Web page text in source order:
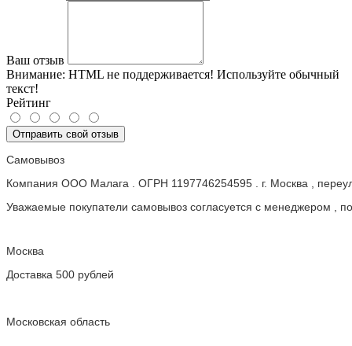
Ваш отзыв
Внимание: HTML не поддерживается! Используйте обычный
текст!
Рейтинг
Отправить свой отзыв
Самовывоз
Компания ООО Малага . ОГРН 1197746254595 . г. Москва ,
Уважаемые покупатели самовывоз согласуется с менеджером ,
Москва
Доставка 500 рублей
Московская область